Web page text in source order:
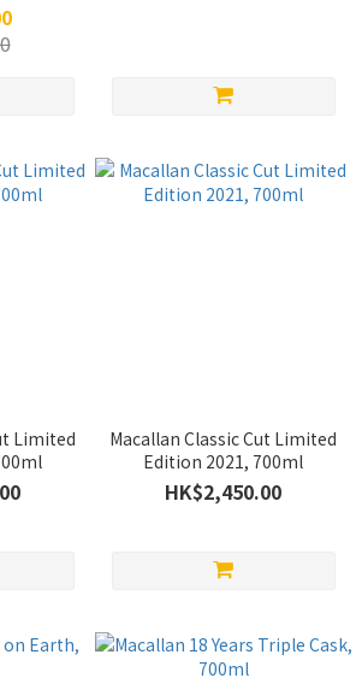
Limited
Macallan Classic Cut Limited
Edition 2021, 700ml
HK$2,450.00